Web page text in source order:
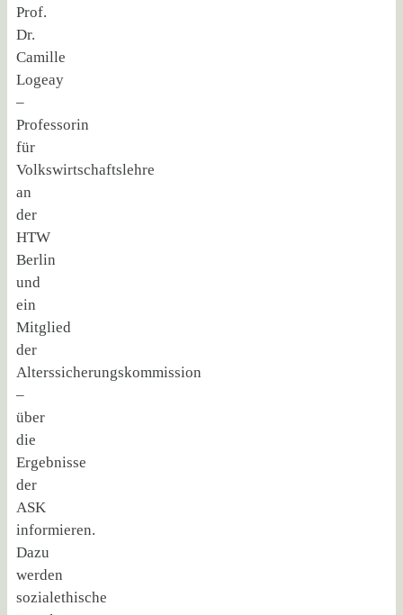
Prof.
Dr.
Camille
Logeay
–
Professorin
für
Volkswirtschaftslehre
an
der
HTW
Berlin
und
ein
Mitglied
der
Alterssicherungskommission
–
über
die
Ergebnisse
der
ASK
informieren.
Dazu
werden
sozialethische